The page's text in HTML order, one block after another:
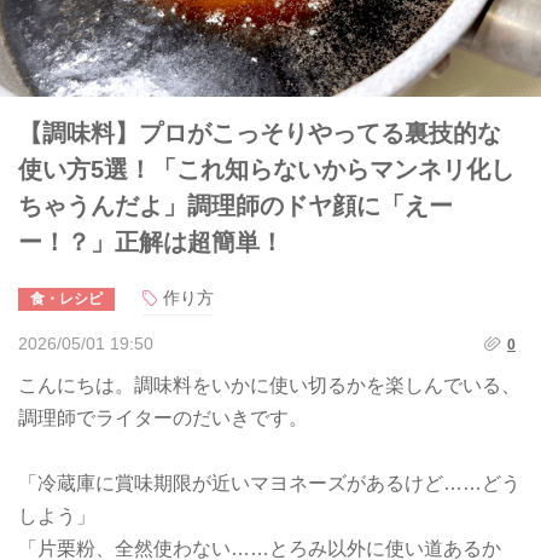
【調味料】プロがこっそりやってる裏技的な
使い方5選！「これ知らないからマンネリ化し
ちゃうんだよ」調理師のドヤ顔に「えー
ー！？」正解は超簡単！
食・レシピ 作り方
2026/05/01 19:50 0
こんにちは。調味料をいかに使い切るかを楽しんでいる、
調理師でライターのだいきです。
「冷蔵庫に賞味期限が近いマヨネーズがあるけど……どう
しよう」
「片栗粉、全然使わない……とろみ以外に使い道あるか